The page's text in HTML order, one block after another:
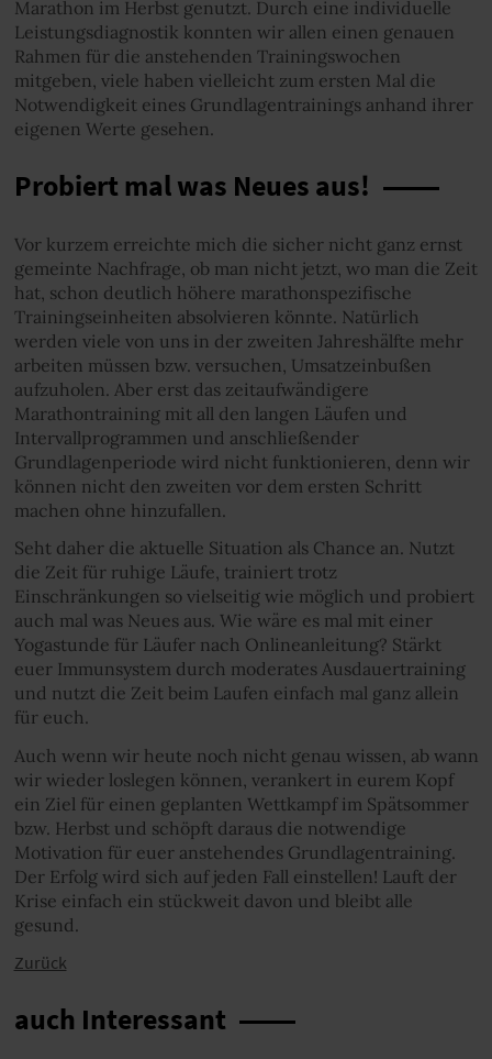
Marathon im Herbst genutzt. Durch eine individuelle
Leistungsdiagnostik konnten wir allen einen genauen
Rahmen für die anstehenden Trainingswochen
mitgeben, viele haben vielleicht zum ersten Mal die
Notwendigkeit eines Grundlagentrainings anhand ihrer
eigenen Werte gesehen.
Probiert mal was Neues aus!
Vor kurzem erreichte mich die sicher nicht ganz ernst
gemeinte Nachfrage, ob man nicht jetzt, wo man die Zeit
hat, schon deutlich höhere marathonspezifische
Trainingseinheiten absolvieren könnte. Natürlich
werden viele von uns in der zweiten Jahreshälfte mehr
arbeiten müssen bzw. versuchen, Umsatzeinbußen
aufzuholen. Aber erst das zeitaufwändigere
Marathontraining mit all den langen Läufen und
Intervallprogrammen und anschließender
Grundlagenperiode wird nicht funktionieren, denn wir
können nicht den zweiten vor dem ersten Schritt
machen ohne hinzufallen.
Seht daher die aktuelle Situation als Chance an. Nutzt
die Zeit für ruhige Läufe, trainiert trotz
Einschränkungen so vielseitig wie möglich und probiert
auch mal was Neues aus. Wie wäre es mal mit einer
Yogastunde für Läufer nach Onlineanleitung? Stärkt
euer Immunsystem durch moderates Ausdauertraining
und nutzt die Zeit beim Laufen einfach mal ganz allein
für euch.
Auch wenn wir heute noch nicht genau wissen, ab wann
wir wieder loslegen können, verankert in eurem Kopf
ein Ziel für einen geplanten Wettkampf im Spätsommer
bzw. Herbst und schöpft daraus die notwendige
Motivation für euer anstehendes Grundlagentraining.
Der Erfolg wird sich auf jeden Fall einstellen! Lauft der
Krise einfach ein stückweit davon und bleibt alle
gesund.
Zurück
auch Interessant